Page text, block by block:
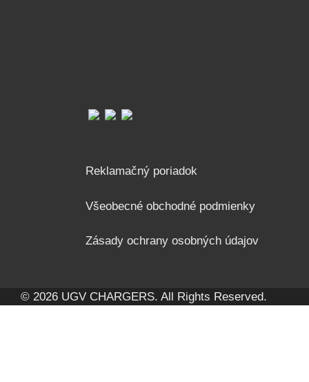
Reklamačný poriadok
Všeobecné obchodné podmienky
Zásady ochrany osobných údajov
© 2026 UGV CHARGERS. All Rights Reserved.